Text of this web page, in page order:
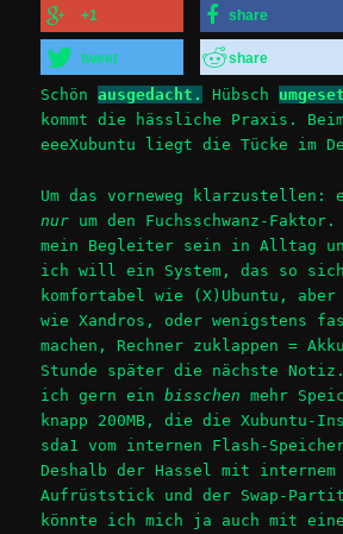
+1 share
tweet share
Schönausgedacht. Hübsch
kommt die hässliche Praxis.
eeeXubuntu liegt die Tücke im
Um das vorneweg klarzustellen:
nur um den Fuchsschwanz-
mein Begleiter sein in Alltag
ich will ein System, das so
komfortabel wie (X)Ubuntu,
wie Xandros, oder wenigstens
machen, Rechner zuklappen =
Stunde später die nächste Notiz.
ich gern einbisschen mehr
knapp 200MB, die die Xubuntu-
sda1 vom internen Flash-
Deshalb der Hassel mit internem
Aufrüststick und der Swap-
könnte ich mich ja auch mit